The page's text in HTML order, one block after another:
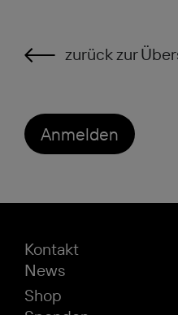
zurück zur
Anmelden
Kontakt
News
Shop